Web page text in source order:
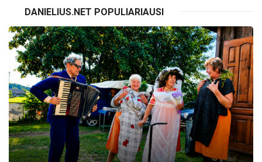
DANIELIUS.NET POPULIARIAUSI